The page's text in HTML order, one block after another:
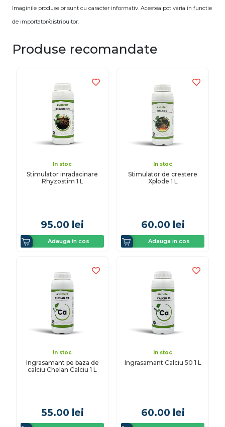
Imaginile produselor sunt cu caracter informativ. Acestea pot varia in functie
de importator/distribuitor.
Produse recomandate
In stoc
Stimulator inradacinare
Rhyzostim 1 L
95.00 lei
Adauga in cos
In stoc
Stimulator de crestere
Xplode 1 L
60.00 lei
Adauga in cos
In stoc
Ingrasamant pe baza de
calciu Chelan Calciu 1 L
55.00 lei
In stoc
Ingrasamant Calciu 50 1 L
60.00 lei